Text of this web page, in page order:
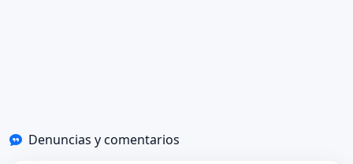
Denuncias y comentarios